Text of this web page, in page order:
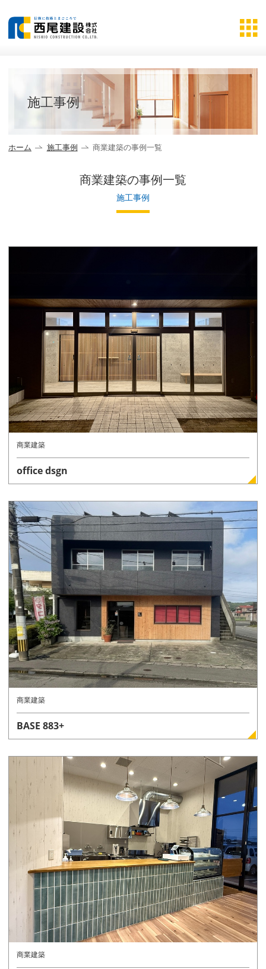
施工事例
ホーム 施工事例 商業建築の事例一覧
商業建築の事例一覧
施工事例
商業建築
office dsgn
詳しく見る
商業建築
BASE 883+
詳しく見る
商業建築
詳しく見る